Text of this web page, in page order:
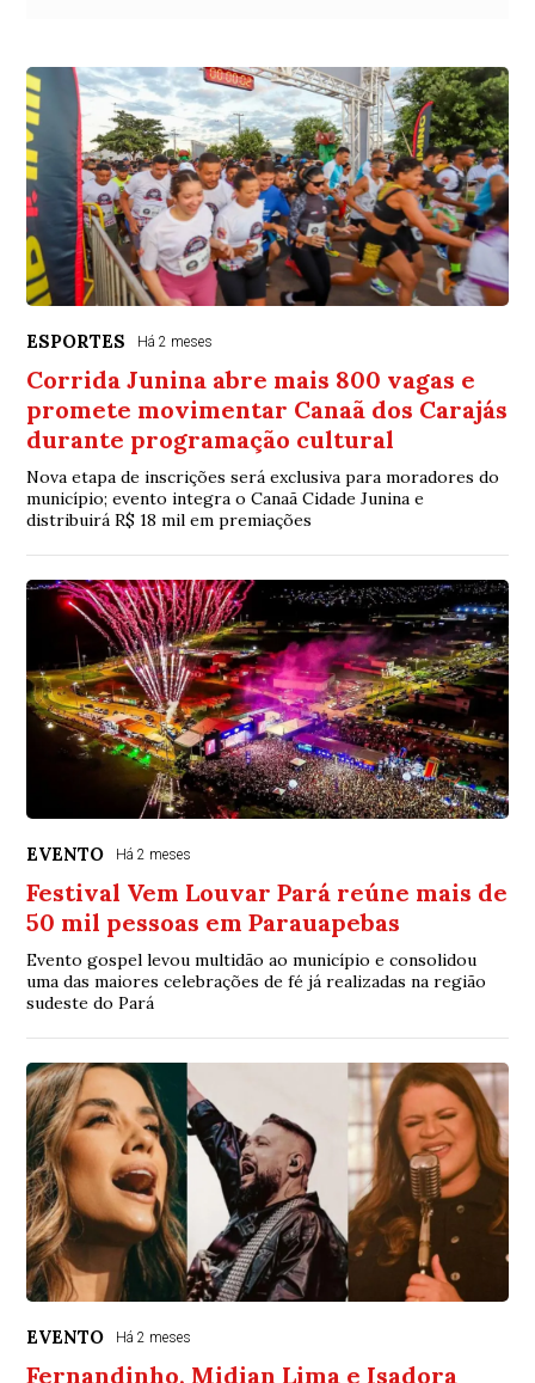
ESPORTES Há 2 meses
Corrida Junina abre mais 800 vagas e
promete movimentar Canaã dos Carajás
durante programação cultural
Nova etapa de inscrições será exclusiva para moradores do
município; evento integra o Canaã Cidade Junina e
distribuirá R$ 18 mil em premiações
EVENTO Há 2 meses
Festival Vem Louvar Pará reúne mais de
50 mil pessoas em Parauapebas
Evento gospel levou multidão ao município e consolidou
uma das maiores celebrações de fé já realizadas na região
sudeste do Pará
EVENTO Há 2 meses
Fernandinho, Midian Lima e Isadora